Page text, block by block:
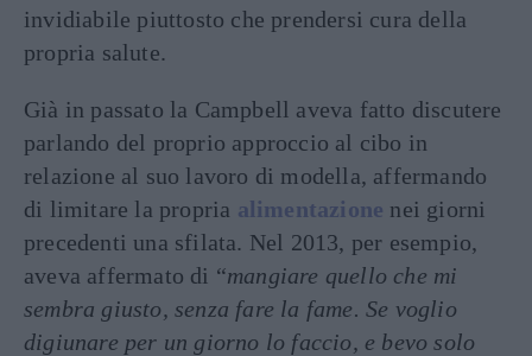
invidiabile piuttosto che prendersi cura della
propria salute.
Già in passato la Campbell aveva fatto discutere
parlando del proprio approccio al cibo in
relazione al suo lavoro di modella, affermando
di limitare la propria alimentazione nei giorni
precedenti una sfilata. Nel 2013, per esempio,
aveva affermato di “mangiare quello che mi
sembra giusto, senza fare la fame. Se voglio
digiunare per un giorno lo faccio, e bevo solo